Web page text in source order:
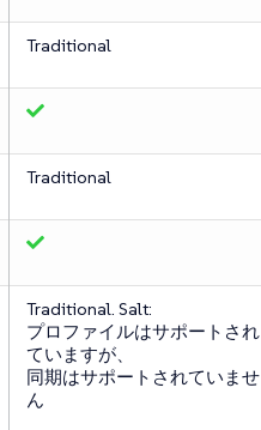
Traditional
Traditional
Traditional. Salt:
プロファイルはサポートされ
ていますが、
同期はサポートされていませ
ん